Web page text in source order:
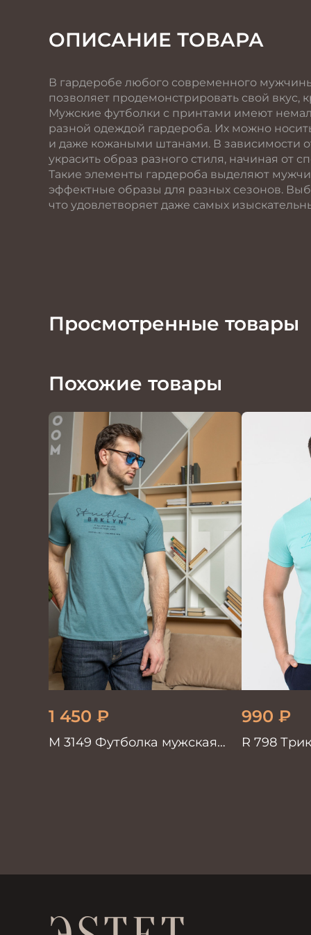
ОПИСАНИЕ ТОВАРА
В гардеробе любого современного
позволяет продемонстрировать свой вкус,
Мужские футболки с принтами имеют
разной одеждой гардероба. Их можно
и даже кожаными штанами. В зависимости
украсить образ разного стиля, начиная от
Такие элементы гардероба выделяют
эффектные образы для разных сезонов.
что удовлетворяет даже самых
Просмотренные товары
Похожие товары
1 450 ₽
М 3149 Футболка мужская
990 ₽
R 798